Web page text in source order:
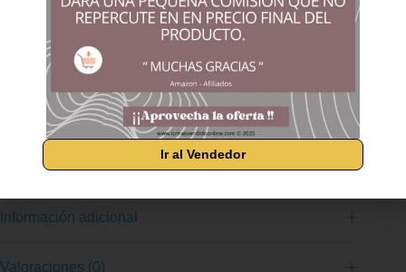
Comprar los productos más vendidos en tiendas online
Cocina 3 tipos distintos de alimentos a la vez con los 3
recipientes independientes sin BPA Beneficios para la salud:
cocinar al vapor conserva el máximo de vitaminas y nutrientes
de los alimentos Incluye infusor de sabor y cuenco para arroz,
un cuenco para arroz adicional Gran capacidad de 10.5 litros;
control digital con temporizador programable y señal de fin.
1000 vatios Función de vapor turbo para generar vapor
rápidamente y función para llenar de agua desde fuera
Información adicional
Valoraciones (0)
Ir al Vendedor